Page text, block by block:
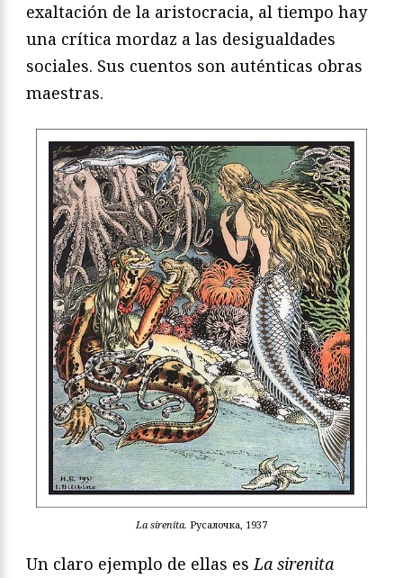
exaltación de la aristocracia, al tiempo hay
una crítica mordaz a las desigualdades
sociales. Sus cuentos son auténticas obras
maestras.
La sirenita. Русалочка, 1937
Un claro ejemplo de ellas esLa sirenita